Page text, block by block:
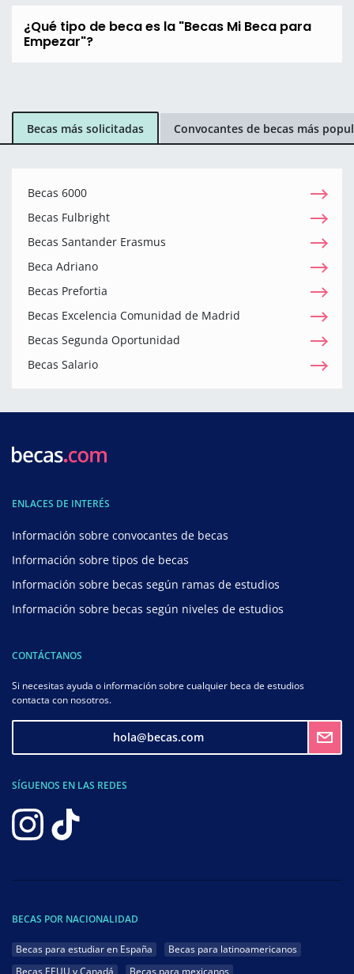
¿Qué tipo de beca es la "Becas Mi Beca para
Empezar"?
Becas más solicitadas Convocantes de becas más
Becas 6000
Becas Fulbright
Becas Santander Erasmus
Beca Adriano
Becas Prefortia
Becas Excelencia Comunidad de Madrid
Becas Segunda Oportunidad
Becas Salario
ENLACES DE INTERÉS
Información sobre convocantes de becas
Información sobre tipos de becas
Información sobre becas según ramas de estudios
Información sobre becas según niveles de estudios
CONTÁCTANOS
Si necesitas ayuda o información sobre cualquier beca de estudios
contacta con nosotros.
hola@becas.com
SÍGUENOS EN LAS REDES
BECAS POR NACIONALIDAD
Becas para estudiar en España
Becas para latinoamericanos
Becas EEUU y Canadá
Becas para mexicanos